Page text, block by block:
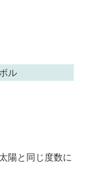
ル
陽と同じ度数に